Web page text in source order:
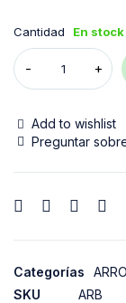
Cantidad En stock
Add to wishlist
Preguntar
Categorías
SKU
ARB